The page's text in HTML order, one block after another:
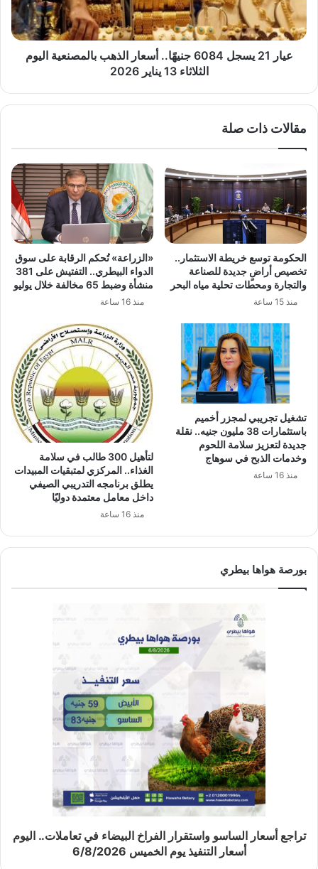
الذهب
بالمصنعية
اليوم
الثلاثاء
عيار 21 يسجل 6084 جنيهًا.. أسعار الذهب بالمصنعية اليوم
الثلاثاء 13 يناير 2026
مقالات ذات صلة
الحكومة توسع خريطة الاستثمار..
تخصيص أراضٍ جديدة للصناعة
والتجارة ومحطات تحلية مياه البحر
منذ 15 ساعة
«الزراعة» تُحكم الرقابة على سوق
الدواء البيطري.. التفتيش على 381
منشأة وضبط 65 مخالفة خلال يوليو
منذ 16 ساعة
تشغيل تجريبي لمجزر أخميم
باستثمارات 38 مليون جنيه.. نقلة
جديدة لتعزيز سلامة اللحوم
وخدمات الذبح في سوهاج
منذ 16 ساعة
لتأهيل 300 طالب في سلامة
الغذاء.. المركزي لمتبقيات المبيدات
يطلق برنامجه التدريبي الصيفي
داخل معامل معتمدة دوليًا
منذ 16 ساعة
بورصة هواها بيطري
تراجع أسعار الساسو واستقرار الفراخ البيضاء في تعاملات.. اليوم
أسعار التنفيذ يوم الخميس 6/8/2026